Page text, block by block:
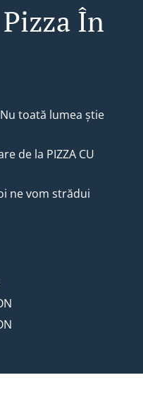
În
toată lumea știe
de la PIZZA CU
ne vom strădui